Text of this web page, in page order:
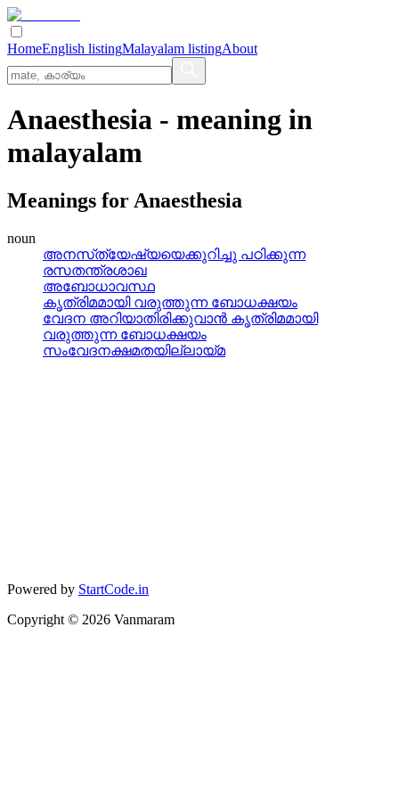
HomeEnglish listingMalayalam listingAbout
Anaesthesia - meaning in
malayalam
Meanings for Anaesthesia
noun
അനസ്‌ത്യേഷ്യയെക്കുറിച്ചു പഠിക്കുന്ന
രസതന്ത്രശാഖ
അബോധാവസ്ഥ
കൃത്രിമമായി വരുത്തുന്ന ബോധക്ഷയം
വേദന അറിയാതിരിക്കുവാന്‍ കൃത്രിമമായി
വരുത്തുന്ന ബോധക്ഷയം
സംവേദനക്ഷമതയില്ലായ്‌മ
Powered by StartCode.in
Copyright © 2026 Vanmaram